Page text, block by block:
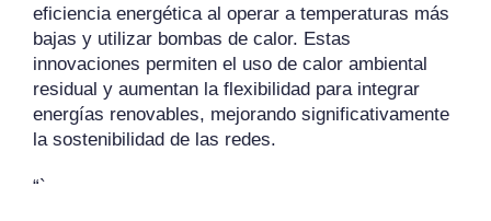
eficiencia energética al operar a temperaturas más
bajas y utilizar bombas de calor. Estas
innovaciones permiten el uso de calor ambiental
residual y aumentan la flexibilidad para integrar
energías renovables, mejorando significativamente
la sostenibilidad de las redes.
“`